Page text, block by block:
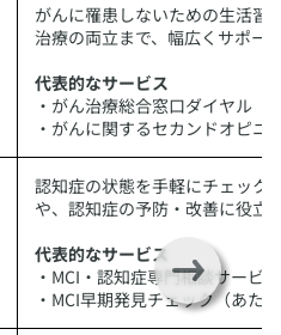
がんに罹患しないための生活習
治療の両立まで、幅広くサポー
代表的なサービス
・がん治療総合窓口ダイヤル
・がんに関するセカンドオピ
認知症の状態を手軽にチェック
や、認知症の予防・改善に役立
代表的なサービス
・MCI・認知症専門相談サービス
・MCI早期発見チェック（あた